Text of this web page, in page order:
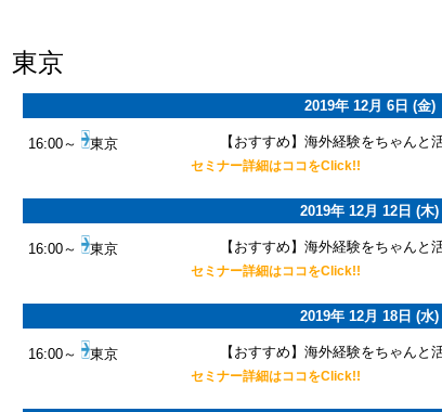
東京
2019年 12月 6日 (金)
16:00～ 東京 【おすすめ】海外経験をちゃん
セミナー詳細はココをClick!!
2019年 12月 12日 (木)
16:00～ 東京 【おすすめ】海外経験をちゃん
セミナー詳細はココをClick!!
2019年 12月 18日 (水)
16:00～ 東京 【おすすめ】海外経験をちゃん
セミナー詳細はココをClick!!